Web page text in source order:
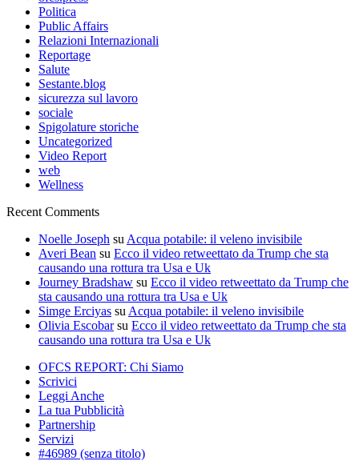
Politica
Public Affairs
Relazioni Internazionali
Reportage
Salute
Sestante.blog
sicurezza sul lavoro
sociale
Spigolature storiche
Uncategorized
Video Report
web
Wellness
Recent Comments
Noelle Joseph su Acqua potabile: il veleno invisibile
Averi Bean su Ecco il video retweettato da Trump che sta
causando una rottura tra Usa e Uk
Journey Bradshaw su Ecco il video retweettato da Trump che
sta causando una rottura tra Usa e Uk
Simge Erciyas su Acqua potabile: il veleno invisibile
Olivia Escobarsu Ecco il video retweettato da Trump che sta
causando una rottura tra Usa e Uk
OFCS REPORT: Chi Siamo
Scrivici
Leggi Anche
La tua Pubblicità
Partnership
Servizi
#46989 (senza titolo)